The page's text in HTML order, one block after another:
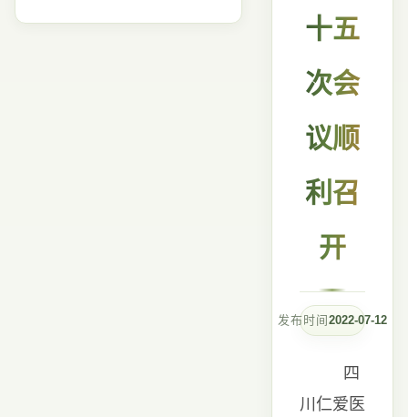
十五
次会
议顺
利召
开
发布时间2022-07-12
四
川仁爱医